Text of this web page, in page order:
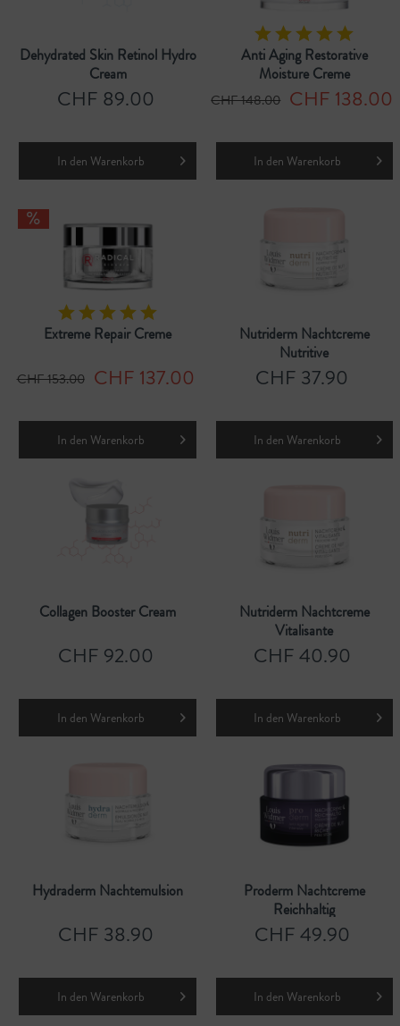
Dehydrated Skin Retinol Hydro
Cream
CHF 89.00
In den Warenkorb
Anti Aging Restorative
Moisture Creme
CHF 148.00 CHF 138.00
In den Warenkorb
Extreme Repair Creme
CHF 153.00 CHF 137.00
In den Warenkorb
Nutriderm Nachtcreme
Nutritive
CHF 37.90
In den Warenkorb
Collagen Booster Cream
CHF 92.00
In den Warenkorb
Nutriderm Nachtcreme
Vitalisante
CHF 40.90
In den Warenkorb
Hydraderm Nachtemulsion
CHF 38.90
In den Warenkorb
Proderm Nachtcreme
Reichhaltig
CHF 49.90
In den Warenkorb